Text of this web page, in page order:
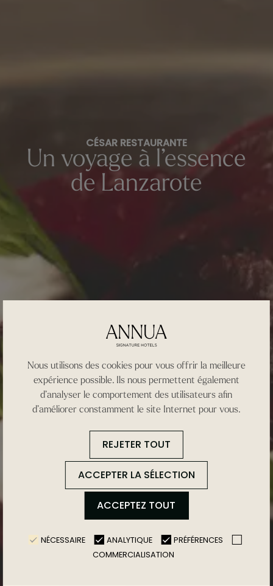
CÉSAR RESTAURANTE
Un voyage à l’essence
de Lanzarote
Nous utilisons des cookies pour vous offrir la meilleure
expérience possible. Ils nous permettent également
d’analyser le comportement des utilisateurs afin
d’améliorer constamment le site Internet pour vous.
REJETER TOUT
ACCEPTER LA SÉLECTION
ACCEPTEZ TOUT
NÉCESSAIRE ANALYTIQUE
PRÉFÉRENCES
COMMERCIALISATION